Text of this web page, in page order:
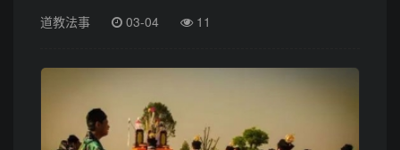
道教法事
03-04 11